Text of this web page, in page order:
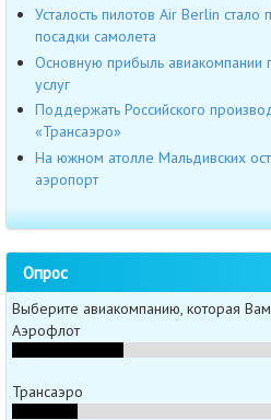
Усталость пилотов Air Berlin стало
посадки самолета
Основную прибыль авиакомпании
услуг
Поддержать Российского
«Трансаэро»
На южном атолле Мальдивских
аэропорт
Опрос
Выберите авиакомпанию, которая
Аэрофлот
Трансаэро